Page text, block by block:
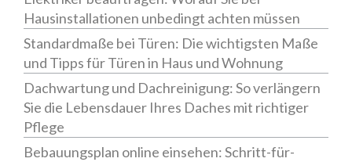
Hausinstallationen unbedingt achten müssen
Standardmaße bei Türen: Die wichtigsten Maße
und Tipps für Türen in Haus und Wohnung
Dachwartung und Dachreinigung: So verlängern
Sie die Lebensdauer Ihres Daches mit richtiger
Pflege
Bebauungsplan online einsehen: Schritt-für-